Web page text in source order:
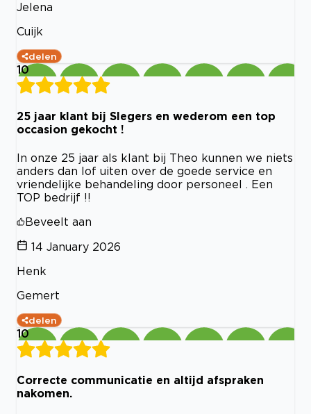
Jelena
Cuijk
delen
10
25 jaar klant bij Slegers en wederom een top
occasion gekocht !
In onze 25 jaar als klant bij Theo kunnen we niets
anders dan lof uiten over de goede service en
vriendelijke behandeling door personeel . Een
TOP bedrijf !!
Beveelt aan
14 January 2026
Henk
Gemert
delen
10
Correcte communicatie en altijd afspraken
nakomen.